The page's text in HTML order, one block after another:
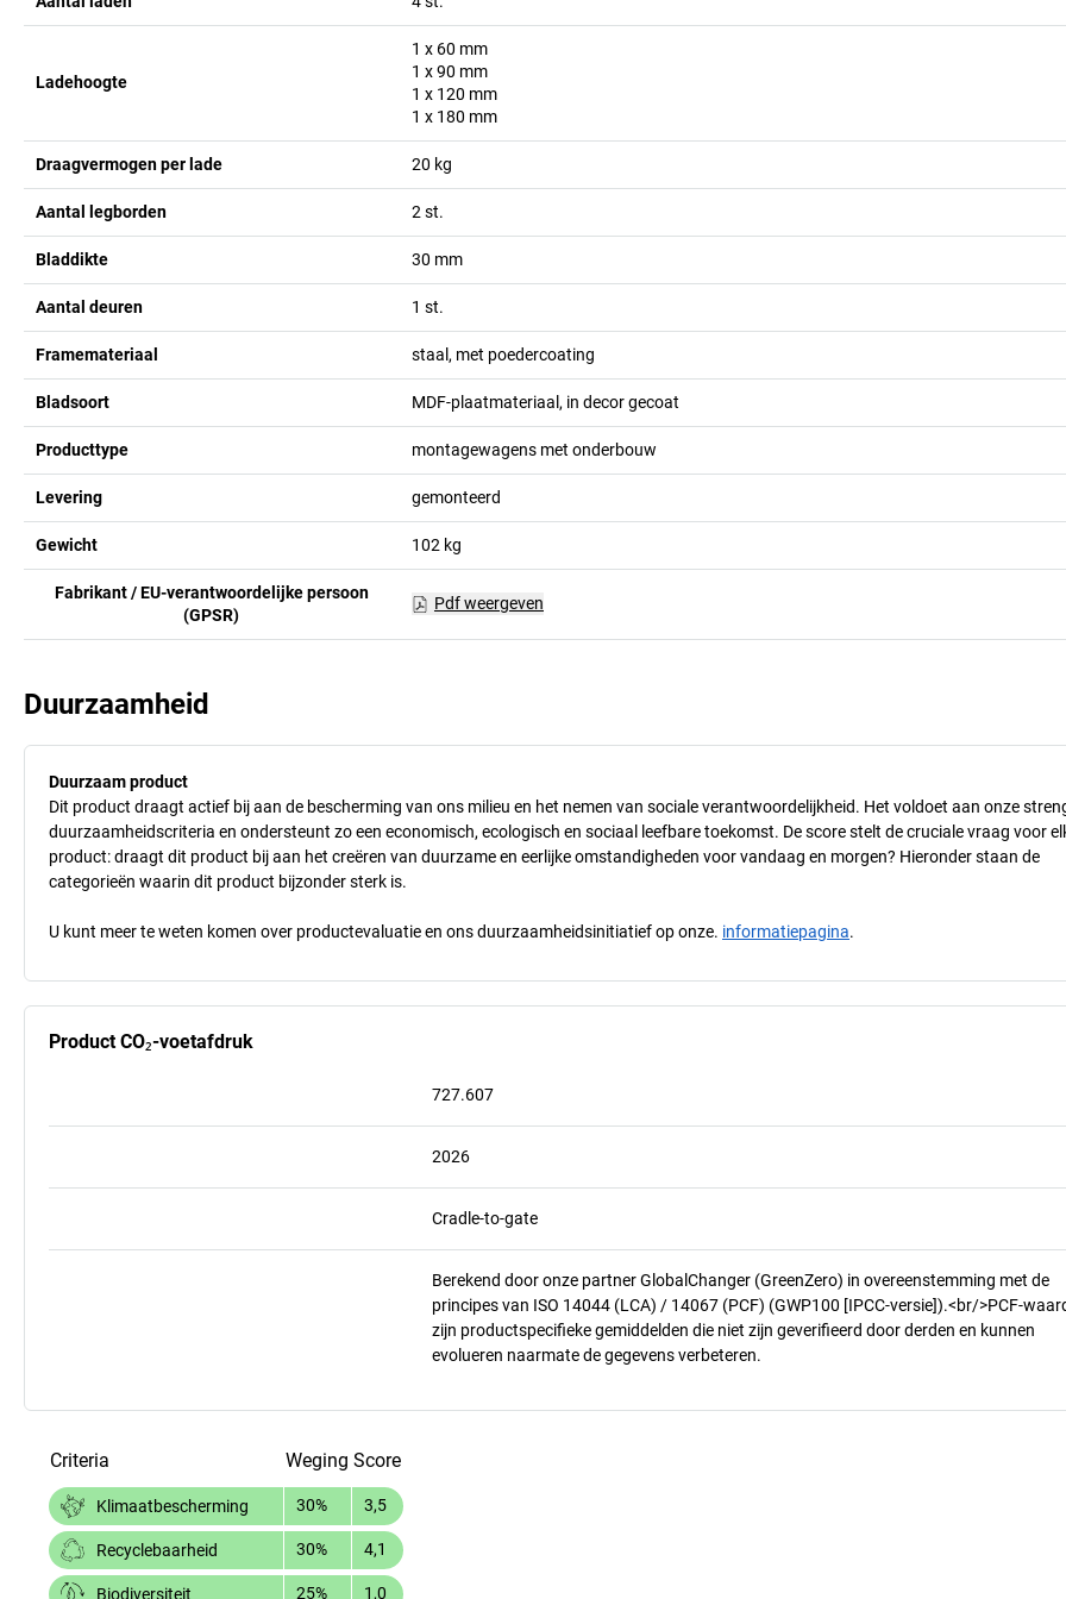
Ladehoogte
1 x 60 mm
1 x 90 mm
1 x 120 mm
1 x 180 mm
Draagvermogen per lade 20 kg
Aantal legborden 2 st.
Bladdikte 30 mm
Aantal deuren 1 st.
Framemateriaal staal, met poedercoating
Bladsoort MDF-plaatmateriaal, in decor gecoat
Producttype montagewagens met onderbouw
Levering gemonteerd
Gewicht 102 kg
Fabrikant / EU-verantwoordelijke persoon
(GPSR)
Pdf weergeven
Duurzaamheid
Duurzaam product
Dit product draagt actief bij aan de bescherming van ons milieu en het nemen van sociale verantwoordelijkheid. Het voldoet aan onze
duurzaamheidscriteria en ondersteunt zo een economisch, ecologisch en sociaal leefbare toekomst. De score stelt de cruciale vraag voor
product: draagt dit product bij aan het creëren van duurzame en eerlijke omstandigheden voor vandaag en morgen? Hieronder staan de
categorieën waarin dit product bijzonder sterk is.
U kunt meer te weten komen over productevaluatie en ons duurzaamheidsinitiatief op onze. informatiepagina.
Product CO₂-voetafdruk
727.607
2026
Cradle-to-gate
Berekend door onze partner GlobalChanger (GreenZero) in overeenstemming met de
principes van ISO 14044 (LCA) / 14067 (PCF) (GWP100 [IPCC-versie]).<br/>PCF-
zijn productspecifieke gemiddelden die niet zijn geverifieerd door derden en kunnen
evolueren naarmate de gegevens verbeteren.
Criteria Weging Score
Klimaatbescherming 30% 3,5
Recyclebaarheid 30% 4,1
Biodiversiteit 25% 1,0